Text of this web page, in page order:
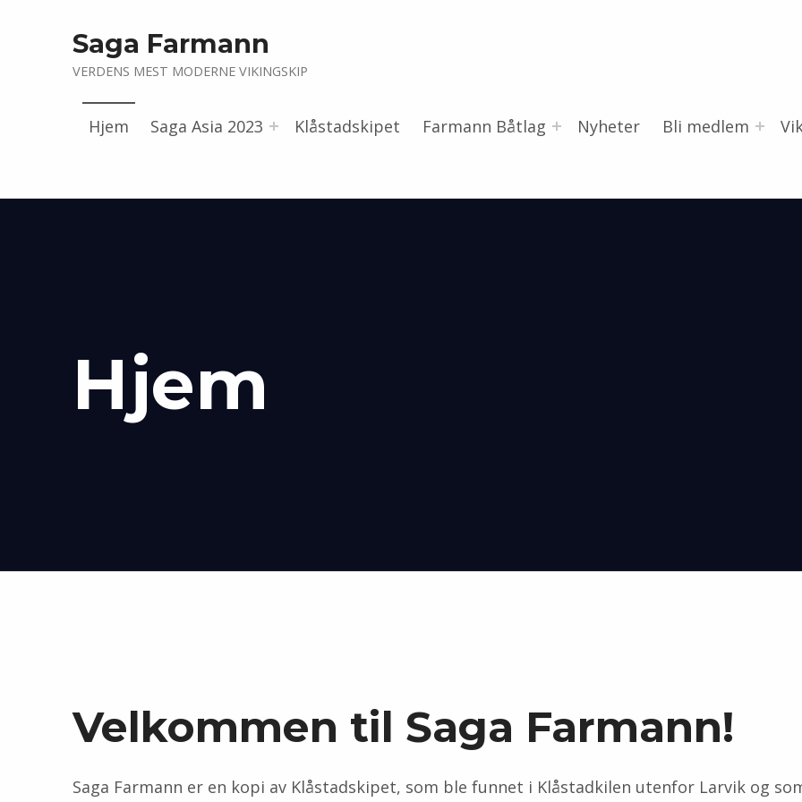
Saga Farmann
VERDENS MEST MODERNE VIKINGSKIP
Hjem Saga Asia 2023 Klåstadskipet Farmann Båtlag Nyheter Bli medlem
Hjem
Velkommen til Saga Farmann!
Saga Farmann er en kopi av Klåstadskipet, som ble funnet i Klåstadkilen utenfor Larvik og